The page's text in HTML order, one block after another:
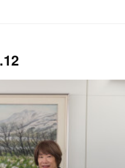
12